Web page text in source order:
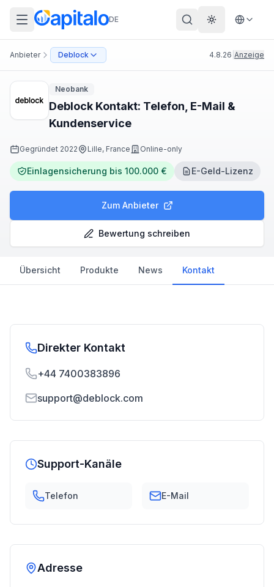
DE Theme
Anbieter Deblock 4.8.26 Anzeige
Neobank
Deblock Kontakt: Telefon, E-Mail &
Kundenservice
Gegründet 2022 Lille, France Online-only
Einlagensicherung bis 100.000 € E-Geld-Lizenz
Zum Anbieter
Bewertung schreiben
Übersicht Produkte News Kontakt
Direkter Kontakt
+44 7400383896
support@deblock.com
Support-Kanäle
Telefon E-Mail
Adresse